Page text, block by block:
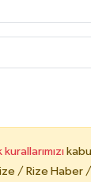
/ Rize Haber